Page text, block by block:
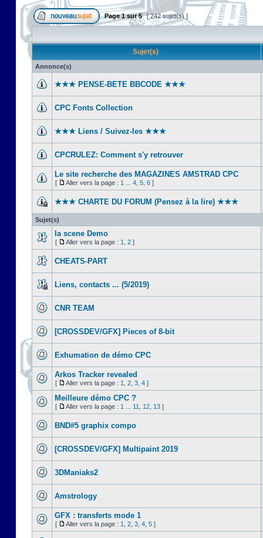
Page1sur5 [ 242 sujet(s) ]
Sujet(s)
Annonce(s)
★★★ PENSE-BETE BBCODE ★★★
CPC Fonts Collection
★★★ Liens / Suivez-les ★★★
CPCRULEZ: Comment s'y retrouver‎
Le site recherche des MAGAZINES AMSTRAD CPC
[ Aller vers la page : 1 4 5 6 ]
★★★ CHARTE DU FORUM (Pensez à la lire) ★★★
Sujet(s)
la scene Demo
[ Aller vers la page : 1 2 ]
CHEATS-PART
Liens, contacts ... (5/2019)
CNR TEAM
[CROSSDEV/GFX] Pieces of 8-bit
Exhumation de démo CPC
Arkos Tracker revealed
[ Aller vers la page : 1 2 3 4 ]
Meilleure démo CPC ?
[ Aller vers la page : 1 11 12 13 ]
BND#5 graphix compo
[CROSSDEV/GFX] Multipaint 2019
3DManiaks2
Amstrology
GFX : transferts mode 1
[ Aller vers la page : 1 2 3 4 5 ]